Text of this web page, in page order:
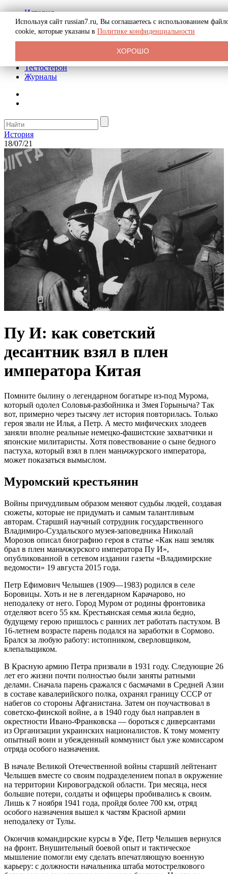
История
Биография
Криминал
Реклама на сайте
Тестостерон
Журналы
История
18/07/21
Пу И: как советский
десантник взял в плен
императора Китая
Помните былину о легендарном богатыре из-под Мурома,
который одолел Соловья-разбойника и Змея Горыныча? Так
вот, примерно через тысячу лет история повторилась. Только
героя звали не Илья, а Петр. А место мифических злодеев
заняли вполне реальные немецко-фашистские захватчики и
японские милитаристы. Хотя повествование о сыне бедного
пастуха, который взял в плен маньчжурского императора,
может показаться вымыслом.
Муромский крестьянин
Войны причудливым образом меняют судьбы людей, создавая
сюжеты, которые не придумать и самым талантливым
авторам. Старший научный сотрудник государственного
Владимиро-Суздальского музея-заповедника Николай
Морозов описал биографию героя в статье «Как наш земляк
брал в плен маньчжурского императора Пу И»,
опубликованной в сетевом издании газеты «Владимирские
ведомости» 19 августа 2015 года.
Петр Ефимович Челышев (1909—1983) родился в селе
Боровицы. Хоть и не в легендарном Карачарово, но
неподалеку от него. Город Муром от родины фронтовика
отделяют всего 55 км. Крестьянская семья жила бедно,
будущему герою пришлось с ранних лет работать пастухом. В
16-летнем возрасте парень подался на заработки в Сормово.
Брался за любую работу: истопником, сверловщиком,
клепальщиком.
В Красную армию Петра призвали в 1931 году. Следующие 26
лет его жизни почти полностью были заняты ратными
делами. Сначала парень сражался с басмачами в Средней Азии
в составе кавалерийского полка, охранял границу СССР от
набегов со стороны Афганистана. Затем он поучаствовал в
советско-финской войне, а в 1940 году был направлен в
окрестности Ивано-Франковска — бороться с диверсантами
из Организации украинских националистов. К тому моменту
опытный воин и убежденный коммунист был уже комиссаром
отряда особого назначения.
В начале Великой Отечественной войны старший лейтенант
Челышев вместе со своим подразделением попал в окружение
на территории Кировоградской области. Три месяца, неся
большие потери, солдаты и офицеры пробивались к своим.
Лишь к 7 ноября 1941 года, пройдя более 700 км, отряд
особого назначения вышел к частям Красной армии
неподалеку от Тулы.
Окончив командирские курсы в Уфе, Петр Челышев вернулся
на фронт. Внушительный боевой опыт и тактическое
мышление помогли ему сделать впечатляющую военную
карьеру: с должности начальника штаба мотострелкового
Используя сайт russian7.ru, Вы соглашаетесь с использованием
cookie, которые указаны в Политике конфиденциальности
ХОРОШО